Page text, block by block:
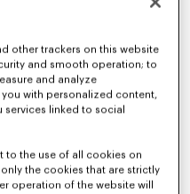
other trackers on this website
and smooth operation; to
and analyze
with personalized content,
linked to social
to the use of all cookies on
the cookies that are strictly
operation of the website will